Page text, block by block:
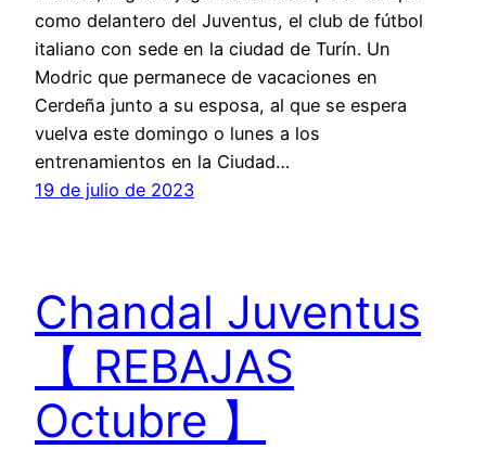
como delantero del Juventus, el club de fútbol
italiano con sede en la ciudad de Turín. Un
Modric que permanece de vacaciones en
Cerdeña junto a su esposa, al que se espera
vuelva este domingo o lunes a los
entrenamientos en la Ciudad…
19 de julio de 2023
Chandal Juventus
【 REBAJAS
Octubre 】